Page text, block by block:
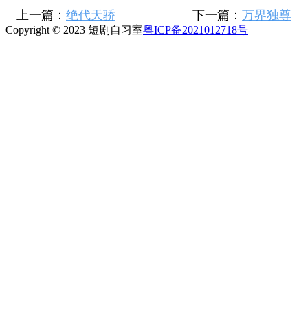
上一篇： 绝代天骄 下一篇： 万界独尊
Copyright © 2023 短剧自习室粤ICP备2021012718号